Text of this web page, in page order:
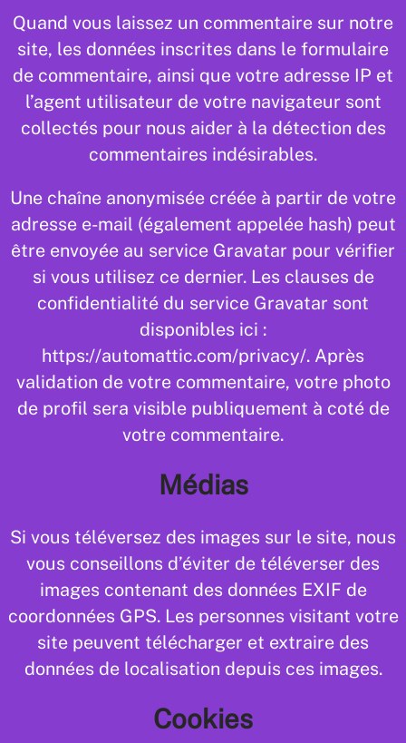
Quand vous laissez un commentaire sur notre
site, les données inscrites dans le formulaire
de commentaire, ainsi que votre adresse IP et
l’agent utilisateur de votre navigateur sont
collectés pour nous aider à la détection des
commentaires indésirables.
Une chaîne anonymisée créée à partir de votre
adresse e-mail (également appelée hash) peut
être envoyée au service Gravatar pour vérifier
si vous utilisez ce dernier. Les clauses de
confidentialité du service Gravatar sont
disponibles ici :
https://automattic.com/privacy/. Après
validation de votre commentaire, votre photo
de profil sera visible publiquement à coté de
votre commentaire.
Médias
Si vous téléversez des images sur le site, nous
vous conseillons d’éviter de téléverser des
images contenant des données EXIF de
coordonnées GPS. Les personnes visitant votre
site peuvent télécharger et extraire des
données de localisation depuis ces images.
Cookies